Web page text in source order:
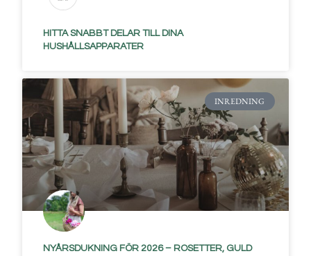
HITTA SNABBT DELAR TILL DINA
HUSHÅLLSAPPARATER
INREDNING
NYÅRSDUKNING FÖR 2026 – ROSETTER, GULD